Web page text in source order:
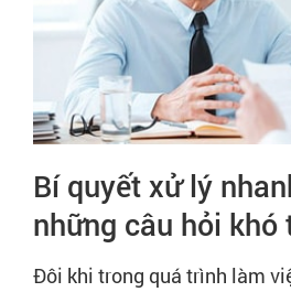
Bí quyết xử lý
những câu hỏi khó
Đôi khi trong quá trình làm